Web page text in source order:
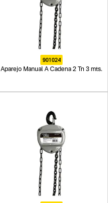
901024
Aparejo Manual A Cadena 2 Tn 3 mts.